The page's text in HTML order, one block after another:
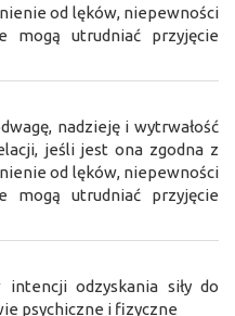
od lęków, niepewności
mogą utrudniać przyjęcie
nadzieję i wytrwałość
jeśli jest ona zgodna z
od lęków, niepewności
mogą utrudniać przyjęcie
odzyskania siły do
psychiczne i fizyczne